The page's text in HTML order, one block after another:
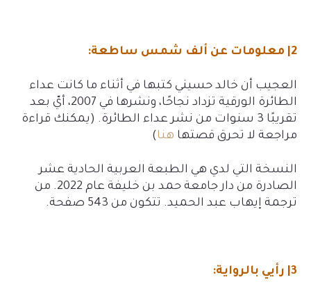
2| معلومات عن ألف شمس ساطعة:
العجيب أن خالد حسيني كتبها في أثناء ما كانت عداء
الطائرة الورقية تزداد نجاحًا، ونشرها في 2007، أيّ بعد
تقريبًا 3 سنوات من نشر عداء الطائرة. (يمكنك قراءة
مراجعة لا تحرق قصتها هنا)
النسخة التي لدي هي الطبعة العربية الحادية عشر
الصادرة من دار جامعة حمد بن خليفة عام 2022. من
ترجمة إيهاب عبد الحميد. تتكون من 543 صفحة.
3| رأيي بالرواية: